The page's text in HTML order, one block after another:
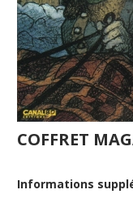
COFFRET
Informations